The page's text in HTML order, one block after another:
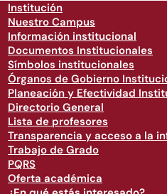
Institución
Nuestro Campus
Información institucional
Documentos Institucionales
Símbolos institucionales
Órganos de Gobierno
Planeación y Efectividad
Directorio General
Lista de profesores
Transparencia y acceso a la
Trabajo de Grado
PQRS
Oferta académica